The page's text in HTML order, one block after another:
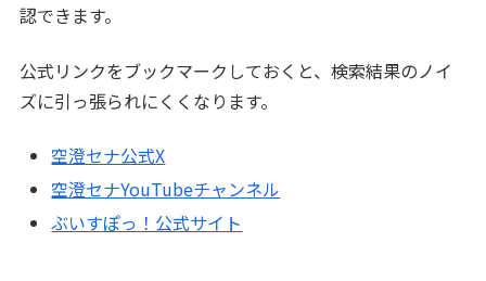
認できます。
公式リンクをブックマークしておくと、検索結果のノイ
ズに引っ張られにくくなります。
空澄セナ公式X
空澄セナYouTubeチャンネル
ぶいすぽっ！公式サイト